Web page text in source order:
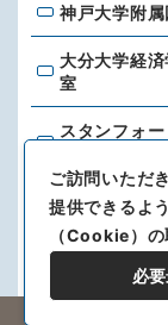
神戸大学附属図
神戸大学附
大分大学経済学
大分大学経
室
スタンフォード
スタンフォ
日本貿易振興
日本貿易振
究所図書館
ご訪問いただ
提供できるよ
（Cookie）
必